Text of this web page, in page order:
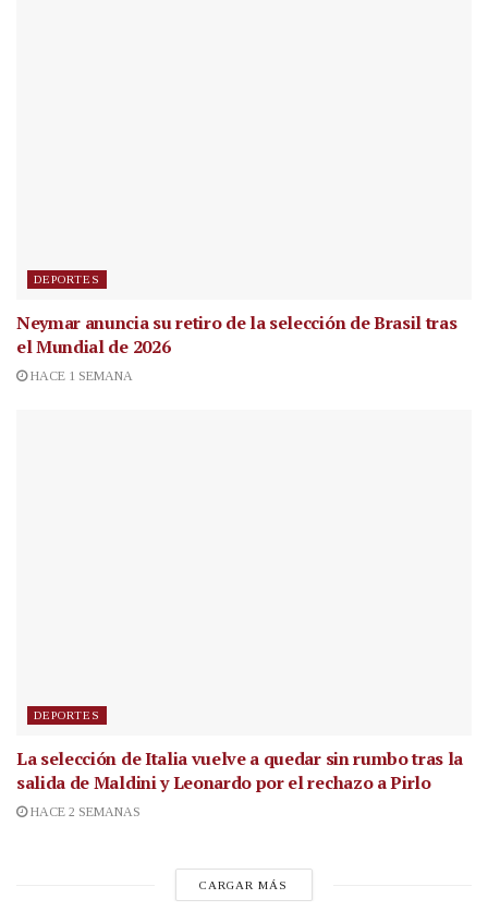
DEPORTES
Neymar anuncia su retiro de la selección de Brasil tras
el Mundial de 2026
HACE 1 SEMANA
DEPORTES
La selección de Italia vuelve a quedar sin rumbo tras la
salida de Maldini y Leonardo por el rechazo a Pirlo
HACE 2 SEMANAS
CARGAR MÁS